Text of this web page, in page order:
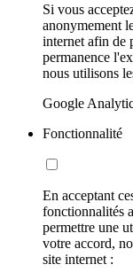
Si vous
anonymement
internet afin de
permanence
nous utilisons
Google
Fonctionnalité
En acceptant
fonctionnalités
permettre une
votre accord,
site internet :